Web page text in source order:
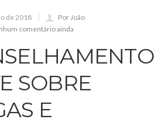
de 2018
Por João
comentário ainda
SOBRE
E